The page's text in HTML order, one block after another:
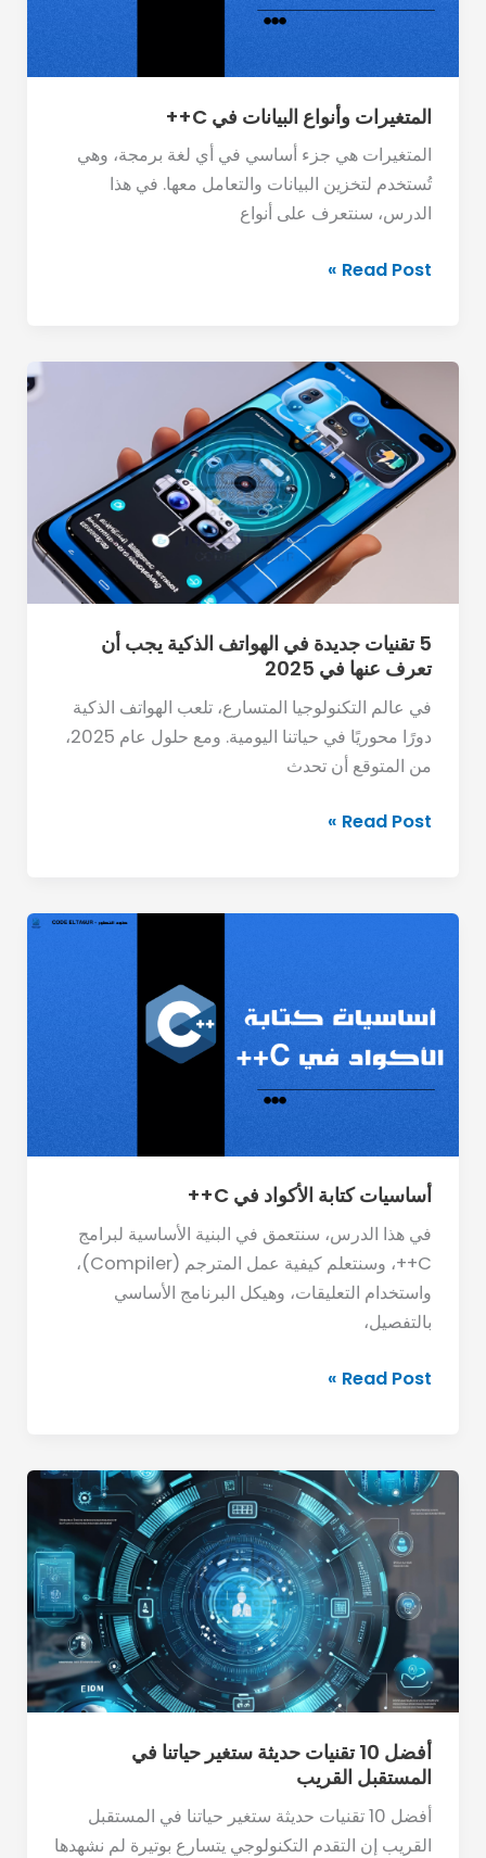
المتغيرات وأنواع البيانات في C++
المتغيرات هي جزء أساسي في أي لغة برمجة، وهي
تُستخدم لتخزين البيانات والتعامل معها. في هذا
الدرس، سنتعرف على أنواع
Read Post »
5 تقنيات جديدة في الهواتف الذكية يجب أن
تعرف عنها في 2025
في عالم التكنولوجيا المتسارع، تلعب الهواتف الذكية
دورًا محوريًا في حياتنا اليومية. ومع حلول عام 2025،
من المتوقع أن تحدث
تقنيات
جديدة
في
الهواتف
تعرف
عنها
في
2025
Read Post »
أساسيات كتابة الأكواد في C++
في هذا الدرس، سنتعمق في البنية الأساسية لبرامج
C++، وسنتعلم كيفية عمل المترجم (Compiler)،
واستخدام التعليقات، وهيكل البرنامج الأساسي
بالتفصيل،
في
C++
Read Post »
أفضل 10 تقنيات حديثة ستغير حياتنا في
المستقبل القريب
أفضل 10 تقنيات حديثة ستغير حياتنا في المستقبل
القريب إن التقدم التكنولوجي يتسارع بوتيرة لم نشهدها
أفضل
10
تقنيات
حديثة
ستغير
حياتنا
في
المستقبل
القريب